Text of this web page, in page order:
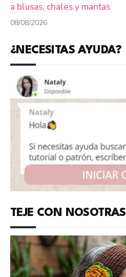
a blusas, chales y mantas
08/08/2026
¿NECESITAS AYUDA?
TEJE CON NOSOTRAS